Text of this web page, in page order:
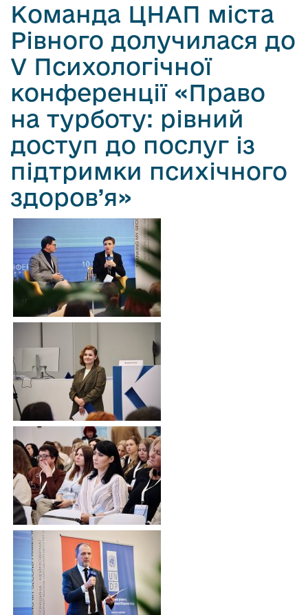
Команда ЦНАП міста
Рівного долучилася до
V Психологічної
конференції «Право
на турботу: рівний
доступ до послуг із
підтримки психічного
здоров’я»